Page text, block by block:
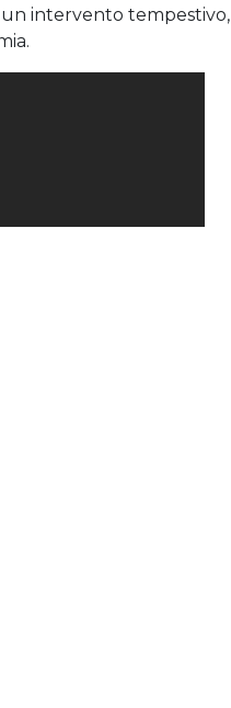
un intervento tempestivo,